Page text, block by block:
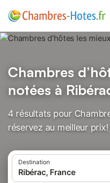
Chambres
notées à
4 résultats pour
réservez au meilleur prix!
Destination
Ribérac, France